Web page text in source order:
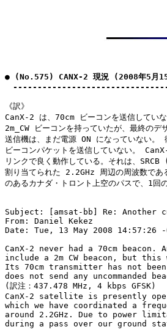
● (No.575) CANX-2 現況 (2008年5月
《訳》
CanX-2 は、70cm ビーコンを送信してい
2m_CW ビーコンを持っていたが、最終の
送信機は、まだ電源 ON になっていない。
ビーコンパケットを送信していない。
リンクで良く動作している。それは、
割り当てられた 2.2GHz 周辺の周波数であ
のあるカナダ・トロント上空のパスで、1回
Subject: [amsat-bb] Re: Another
From: Daniel Kekez
Date: Tue, 13 May 2008 14:57:26 -
CanX-2 never had a 70cm
include a 2m CW beacon, but
Its 70cm transmitter has not
does not send any uncommanded
(訳注：437.478 MHz, 4 kbps GFSK)
CanX-2 satellite is presently
which we have coordinated a
around 2.2GHz. Due to power
during a pass over our ground